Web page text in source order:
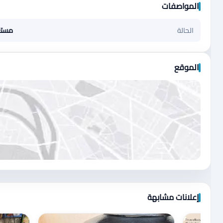
المواصفات
الحالة
الموقع
اضغط لتحميل الموقع
إعلانات مشابهة